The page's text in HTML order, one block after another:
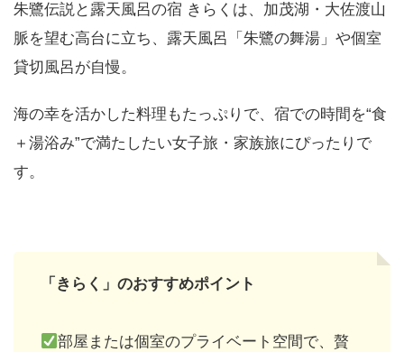
朱鷺伝説と露天風呂の宿 きらくは、加茂湖・大佐渡山
脈を望む高台に立ち、露天風呂「朱鷺の舞湯」や個室
貸切風呂が自慢。
海の幸を活かした料理もたっぷりで、宿での時間を“食
＋湯浴み”で満たしたい女子旅・家族旅にぴったりで
す。
「きらく」のおすすめポイント
部屋または個室のプライベート空間で、贅